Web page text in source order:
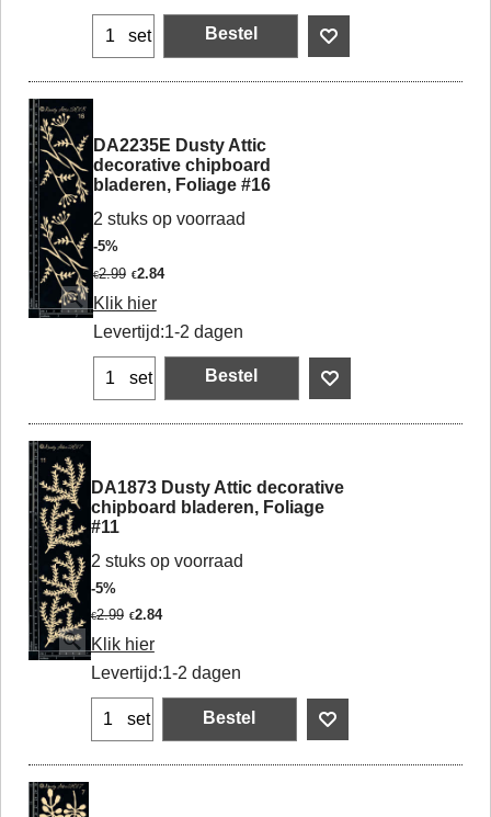
set Bestel
DA2235E Dusty Attic
decorative chipboard
bladeren, Foliage #16
2 stuks op voorraad
-5%
€2.99 €2.84
Klik hier
Levertijd:1-2 dagen
set Bestel
DA1873 Dusty Attic decorative
chipboard bladeren, Foliage
#11
2 stuks op voorraad
-5%
€2.99 €2.84
Klik hier
Levertijd:1-2 dagen
set Bestel